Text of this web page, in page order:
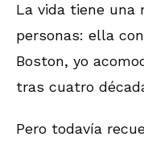
La vida tiene una
personas: ella
Boston, yo
tras cuatro
Pero todavía